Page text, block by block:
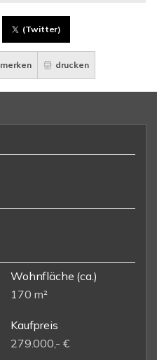
(Twitter)
merken drucken
Wohnfläche (ca.)
170 m²
Kaufpreis
279.000,- €